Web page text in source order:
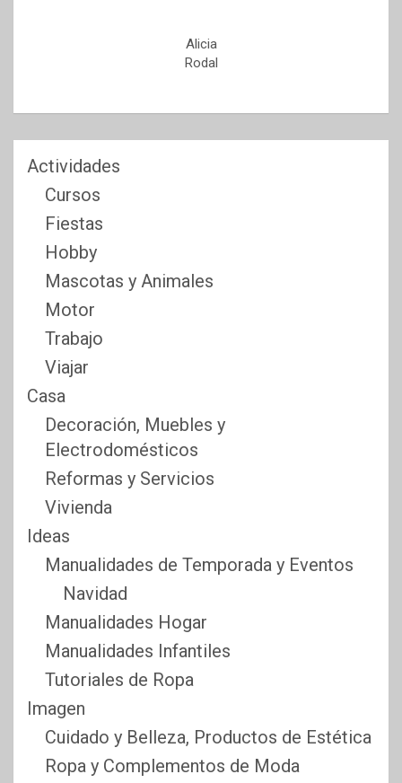
Alicia
Rodal
Actividades
Cursos
Fiestas
Hobby
Mascotas y Animales
Motor
Trabajo
Viajar
Casa
Decoración, Muebles y
Electrodomésticos
Reformas y Servicios
Vivienda
Ideas
Manualidades de Temporada y Eventos
Navidad
Manualidades Hogar
Manualidades Infantiles
Tutoriales de Ropa
Imagen
Cuidado y Belleza, Productos de Estética
Ropa y Complementos de Moda